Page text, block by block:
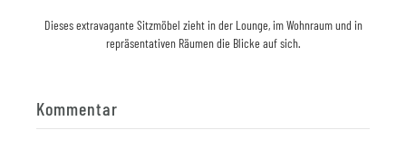
Dieses extravagante Sitzmöbel zieht in der Lounge, im Wohnraum und in
repräsentativen Räumen die Blicke auf sich.
Kommentar